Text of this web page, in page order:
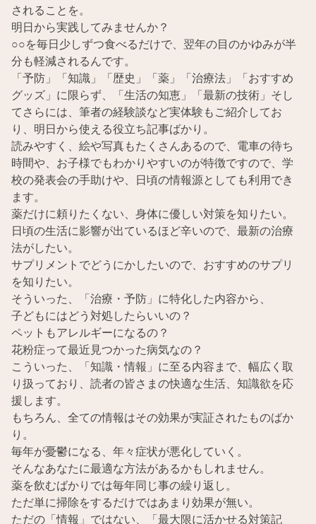
されることを。
明日から実践してみませんか？
○○を毎日少しずつ食べるだけで、翌年の目のかゆみが半
分も軽減されるんです。
「予防」「知識」「歴史」「薬」「治療法」「おすすめ
グッズ」に限らず、「生活の知恵」「最新の技術」そし
てさらには、筆者の経験談など実体験もご紹介してお
り、明日から使える役立ち記事ばかり。
読みやすく、絵や写真もたくさんあるので、電車の待ち
時間や、お子様でもわかりやすいのが特徴ですので、学
校の発表会の手助けや、日頃の情報源としても利用でき
ます。
薬だけに頼りたくない、身体に優しい対策を知りたい。
日頃の生活に影響が出ているほど辛いので、最新の治療
法がしたい。
サプリメントでどうにかしたいので、おすすめのサプリ
を知りたい。
そういった、「治療・予防」に特化した内容から、
子どもにはどう対処したらいいの？
ペットもアレルギーになるの？
花粉症って最近見つかった病気なの？
こういった、「知識・情報」に至る内容まで、幅広く取
り扱っており、読者の皆さまの快適な生活、知識欲を応
援します。
もちろん、全ての情報はその効果が実証されたものばか
り。
毎年が憂鬱になる、年々症状が悪化していく。
そんなあなたに最適な方法があるかもしれません。
薬を飲むばかりでは毎年同じ事の繰り返し。
ただ単に掃除をするだけではあまり効果が無い。
ただの「情報」ではない、「最大限に活かせる対策記